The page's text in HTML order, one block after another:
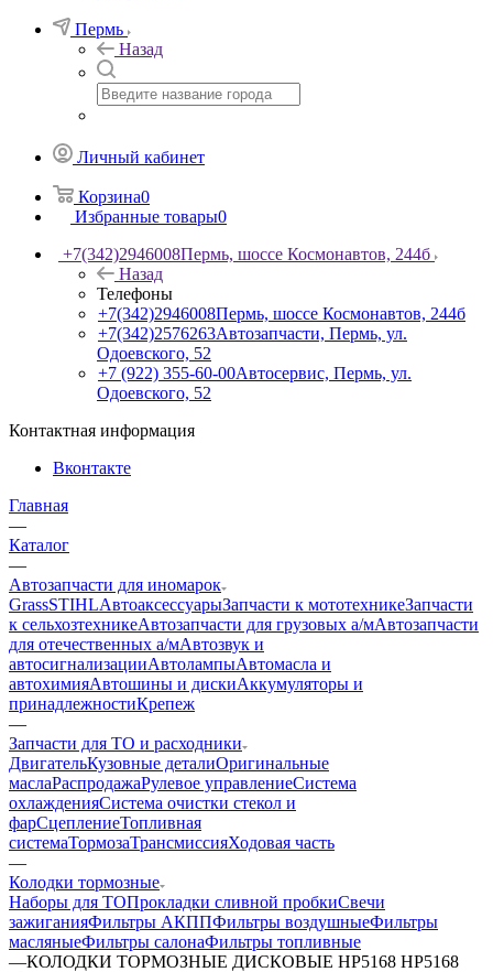
Пермь
Назад
Личный кабинет
Корзина0
Избранные товары0
+7(342)2946008Пермь, шоссе Космонавтов, 244б
Назад
Телефоны
+7(342)2946008Пермь, шоссе Космонавтов, 244б
+7(342)2576263Автозапчасти, Пермь, ул.
Одоевского, 52
+7 (922) 355-60-00Автосервис, Пермь, ул.
Одоевского, 52
Контактная информация
Вконтакте
Главная
—
Каталог
—
Автозапчасти для иномарок
GrassSTIHLАвтоаксессуарыЗапчасти к мототехникеЗапчасти
к сельхозтехникеАвтозапчасти для грузовых а/мАвтозапчасти
для отечественных а/мАвтозвук и
автосигнализацииАвтолампыАвтомасла и
автохимияАвтошины и дискиАккумуляторы и
принадлежностиКрепеж
—
Запчасти для ТО и расходники
ДвигательКузовные деталиОригинальные
маслаРаспродажаРулевое управлениеСистема
охлажденияСистема очистки стекол и
фарСцеплениеТопливная
системаТормозаТрансмиссияХодовая часть
—
Колодки тормозные
Наборы для ТОПрокладки сливной пробкиСвечи
зажиганияФильтры АКППФильтры воздушныеФильтры
масляныеФильтры салонаФильтры топливные
—КОЛОДКИ ТОРМОЗНЫЕ ДИСКОВЫЕ HP5168 HP5168